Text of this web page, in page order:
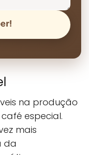
na produção
especial.
mais
da